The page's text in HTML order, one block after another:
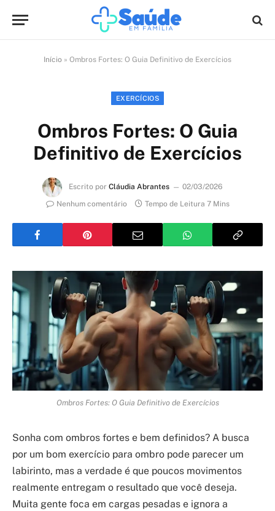
Início » Ombros Fortes: O Guia Definitivo de Exercícios
EXERCÍCIOS
Ombros Fortes: O Guia
Definitivo de Exercícios
Escrito por Cláudia Abrantes
02/03/2026
Nenhum comentário
Tempo de Leitura 7 Mins
Ombros Fortes: O Guia Definitivo de Exercícios
Sonha com ombros fortes e bem definidos? A busca
por um bom exercício para ombro pode parecer um
labirinto, mas a verdade é que poucos movimentos
realmente entregam o resultado que você deseja.
Muita gente foca em cargas pesadas e ignora a